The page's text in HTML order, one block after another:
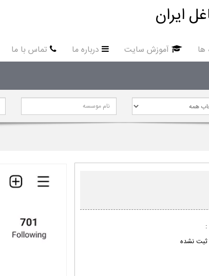
ایران
ها آموزش سایت درباره ما تماس با ما
ثبت نشده